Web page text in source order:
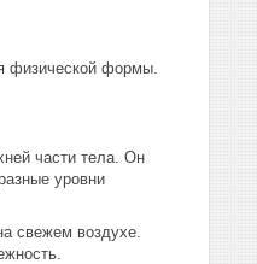
физической формы.
части тела. Он
уровни
свежем воздухе.